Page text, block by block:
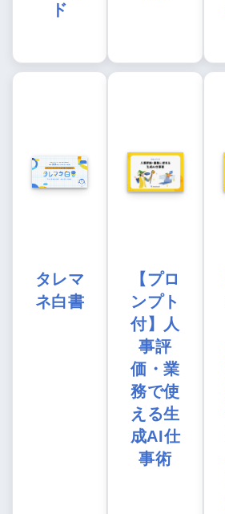
ド
タレマ
ネ白書
【プロ
ンプト
付】人
事評
価・業
務で使
える生
成AI仕
事術